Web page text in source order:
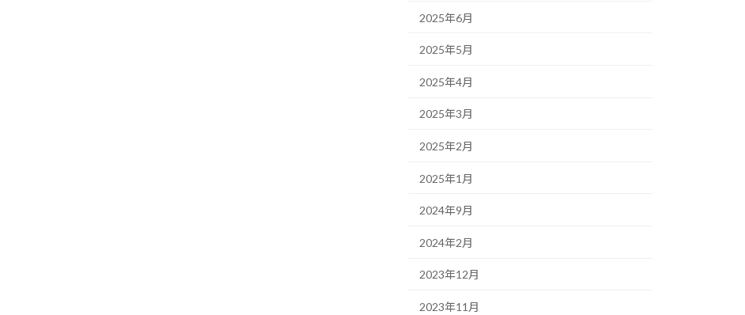
2025年6月
2025年5月
2025年4月
2025年3月
2025年2月
2025年1月
2024年9月
2024年2月
2023年12月
2023年11月